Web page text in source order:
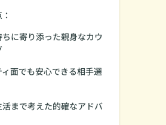
に寄り添った親身なカウ
面でも安心できる相手選
まで考えた的確なアドバ